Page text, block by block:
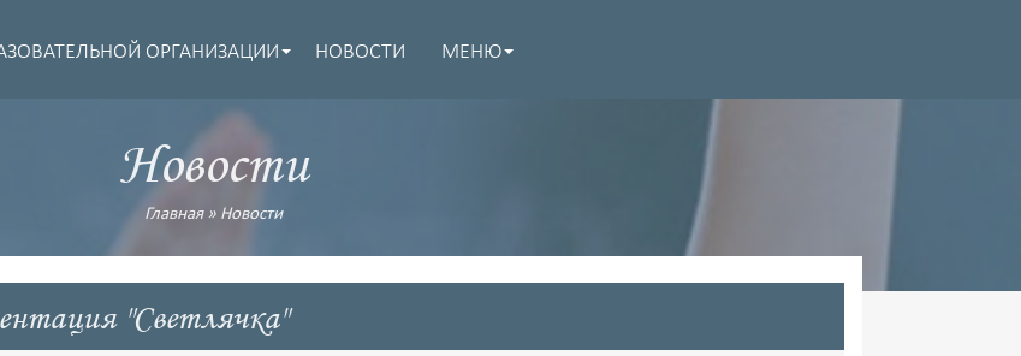
ОРГАНИЗАЦИИ НОВОСТИ МЕНЮ
Новости
Главная» Новости
"Светлячка"